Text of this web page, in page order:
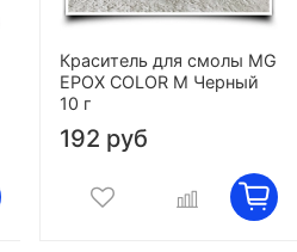
Краситель для смолы MG
EPOX COLOR M Черный
10 г
192 руб